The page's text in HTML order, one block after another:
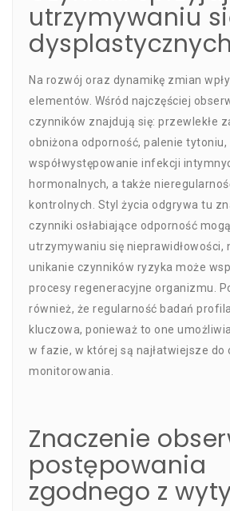
utrzymywaniu
dysplastycznych
Na rozwój oraz dynamikę zmian
elementów. Wśród najczęściej
czynników znajdują się: przewlekłe
obniżona odporność, palenie tytoniu,
współwystępowanie infekcji
hormonalnych, a także
kontrolnych. Styl życia odgrywa tu
czynniki osłabiające odporność
utrzymywaniu się nieprawidłowości,
unikanie czynników ryzyka może
procesy regeneracyjne organizmu.
również, że regularność badań
kluczowa, ponieważ to one
w fazie, w której są najłatwiejsze do
monitorowania.
Znaczenie
postępowania
zgodnego z